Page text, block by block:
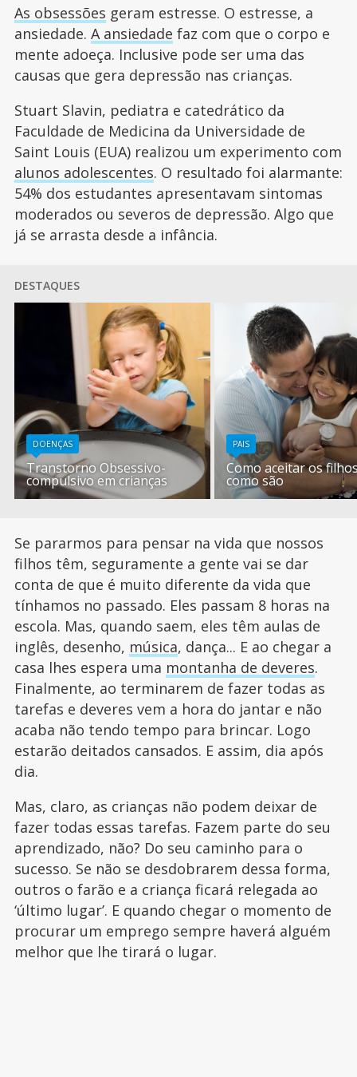
As obsessões geram estresse. O estresse, a
ansiedade. A ansiedade faz com que o corpo e
mente adoeça. Inclusive pode ser uma das
causas que gera depressão nas crianças.
Stuart Slavin, pediatra e catedrático da
Faculdade de Medicina da Universidade de
Saint Louis (EUA) realizou um experimento com
alunos adolescentes. O resultado foi alarmante:
54% dos estudantes apresentavam sintomas
moderados ou severos de depressão. Algo que
já se arrasta desde a infância.
DESTAQUES
DOENÇAS
Transtorno Obsessivo-
compulsivo em crianças
PAIS
Como aceitar os
como são
Se pararmos para pensar na vida que nossos
filhos têm, seguramente a gente vai se dar
conta de que é muito diferente da vida que
tínhamos no passado. Eles passam 8 horas na
escola. Mas, quando saem, eles têm aulas de
inglês, desenho, música, dança... E ao chegar a
casa lhes espera uma montanha de deveres.
Finalmente, ao terminarem de fazer todas as
tarefas e deveres vem a hora do jantar e não
acaba não tendo tempo para brincar. Logo
estarão deitados cansados. E assim, dia após
dia.
Mas, claro, as crianças não podem deixar de
fazer todas essas tarefas. Fazem parte do seu
aprendizado, não? Do seu caminho para o
sucesso. Se não se desdobrarem dessa forma,
outros o farão e a criança ficará relegada ao
‘último lugar’. E quando chegar o momento de
procurar um emprego sempre haverá alguém
melhor que lhe tirará o lugar.